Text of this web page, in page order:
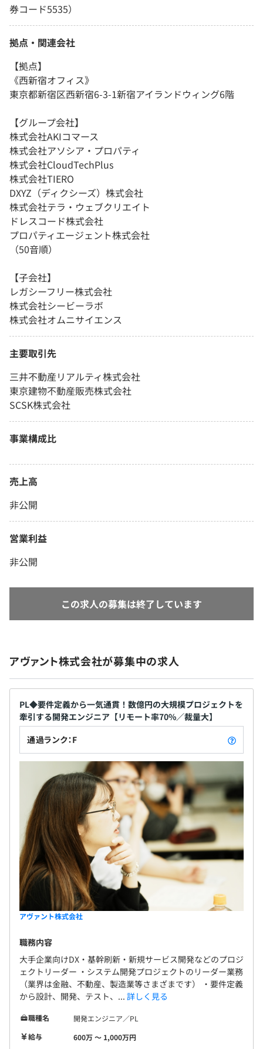
券コード5535）
拠点・関連会社
【拠点】
《西新宿オフィス》
東京都新宿区西新宿6-3-1新宿アイランドウィング6階
【グループ会社】
株式会社AKIコマース
株式会社アソシア・プロパティ
株式会社CloudTechPlus
株式会社TIERO
DXYZ（ディクシーズ）株式会社
株式会社テラ・ウェブクリエイト
ドレスコード株式会社
プロパティエージェント株式会社
（50音順）
【子会社】
レガシーフリー株式会社
株式会社シービーラボ
株式会社オムニサイエンス
主要取引先
三井不動産リアルティ株式会社
東京建物不動産販売株式会社
SCSK株式会社
事業構成比
売上高
非公開
営業利益
非公開
この求人の募集は終了しています
アヴァント株式会社が募集中の求人
PL◆要件定義から一気通貫！数億円の大規模プロジェクトを
牽引する開発エンジニア【リモート率70%／裁量大】
通過ランク：F
アヴァント株式会社
職務内容
大手企業向けDX・基幹刷新・新規サービス開発などのプロジ
ェクトリーダー ・システム開発プロジェクトのリーダー業務
（業界は金融、不動産、製造業等さまざまです） ・要件定義
から設計、開発、テスト、... 詳しく見る
職種名
開発エンジニア／PL
給与
600万 〜 1,000万円